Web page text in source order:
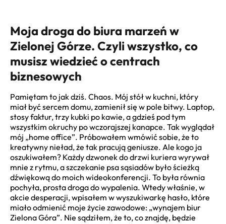
Moja droga do biura marzeń w
Zielonej Górze. Czyli wszystko, co
musisz wiedzieć o centrach
biznesowych
Pamiętam to jak dziś. Chaos. Mój stół w kuchni, który
miał być sercem domu, zamienił się w pole bitwy. Laptop,
stosy faktur, trzy kubki po kawie, a gdzieś pod tym
wszystkim okruchy po wczorajszej kanapce. Tak wyglądał
mój „home office”. Próbowałem wmówić sobie, że to
kreatywny nieład, że tak pracują geniusze. Ale kogo ja
oszukiwałem? Każdy dzwonek do drzwi kuriera wyrywał
mnie z rytmu, a szczekanie psa sąsiadów było ścieżką
dźwiękową do moich wideokonferencji. To była równia
pochyła, prosta droga do wypalenia. Wtedy właśnie, w
akcie desperacji, wpisałem w wyszukiwarkę hasło, które
miało odmienić moje życie zawodowe: „wynajem biur
Zielona Góra”. Nie sądziłem, że to, co znajdę, będzie